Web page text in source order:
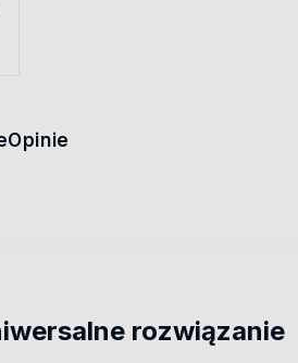
Opinie
rozwiązanie